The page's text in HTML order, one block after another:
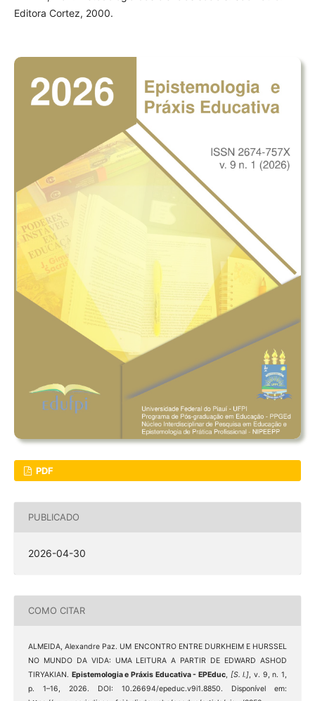
Editora Cortez, 2000.
PDF
PUBLICADO
2026-04-30
COMO CITAR
ALMEIDA, Alexandre Paz. UM ENCONTRO ENTRE DURKHEIM E HURSSEL
NO MUNDO DA VIDA: UMA LEITURA A PARTIR DE EDWARD ASHOD
TIRYAKIAN. Epistemologia e Práxis Educativa - EPEduc, [S. l.], v. 9, n. 1,
p. 1–16, 2026. DOI: 10.26694/epeduc.v9i1.8850. Disponível em: